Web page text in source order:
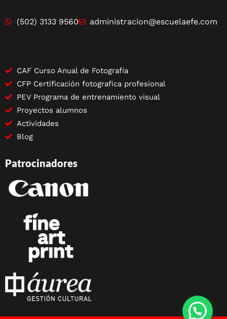
(502) 3133 9560 administracion@escuelaefe.com
CAF Curso Anual de Fotografía
CFP Certificación fotografica profesional
PEV Programa de entrenamiento visual
Proyectos alumnos
Actividades
Blog
Patrocinadores